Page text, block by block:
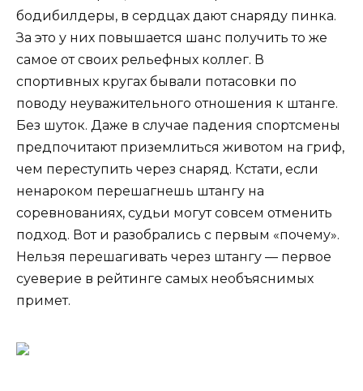
бодибилдеры, в сердцах дают снаряду пинка.
За это у них повышается шанс получить то же
самое от своих рельефных коллег. В
спортивных кругах бывали потасовки по
поводу неуважительного отношения к штанге.
Без шуток. Даже в случае падения спортсмены
предпочитают приземлиться животом на гриф,
чем переступить через снаряд. Кстати, если
ненароком перешагнешь штангу на
соревнованиях, судьи могут совсем отменить
подход. Вот и разобрались с первым «почему».
Нельзя перешагивать через штангу — первое
суеверие в рейтинге самых необъяснимых
примет.